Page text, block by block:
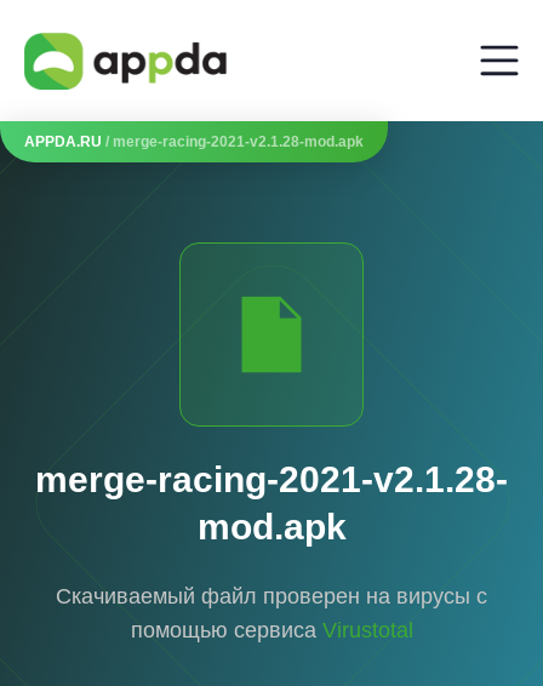
APPDA.RU / merge-racing-2021-v2.1.28-mod.apk
merge-racing-2021-v2.1.28-
mod.apk
Скачиваемый файл проверен на вирусы с
помощью сервиса Virustotal